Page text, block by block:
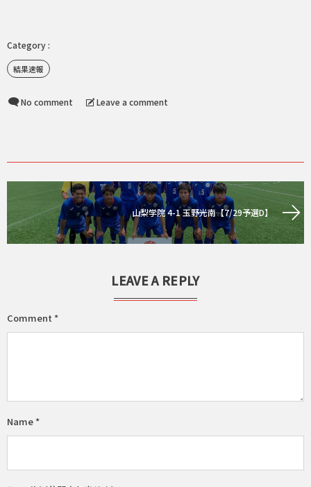
結果速報
No comment Leave a comment
山梨学院 4-1 玉野光南【7/29予選D】
LEAVE A REPLY
Comment *
Name *